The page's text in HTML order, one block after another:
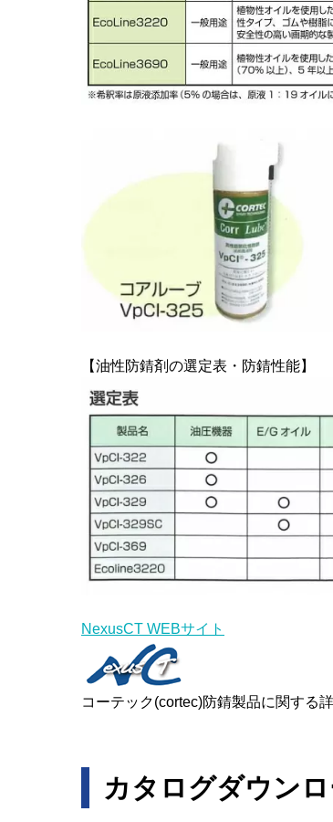
【油性防錆剤の選定表・防錆性能】
NexusCT WEBサイト
コーテック(cortec)防錆製品に関する
カタログダウン